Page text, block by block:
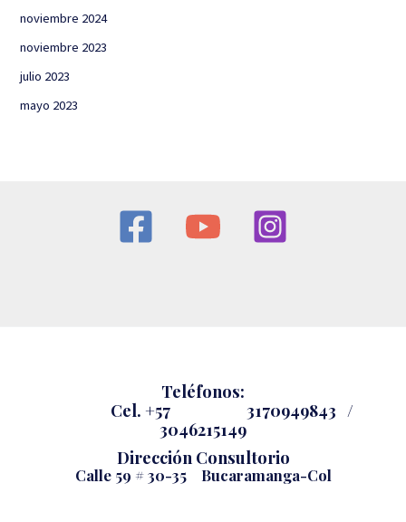
noviembre 2024
noviembre 2023
julio 2023
mayo 2023
Teléfonos:
Cel. +57 3170949843 /
3046215149
Dirección Consultorio
Calle 59 # 30-35 Bucaramanga-Col